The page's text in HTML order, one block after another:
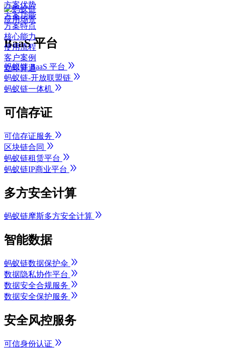
应用场景
BaaS 平台
蚂蚁链 BaaS 平台
蚂蚁链-开放联盟链
蚂蚁链一体机
可信存证
可信存证服务
区块链合同
蚂蚁链租赁平台
蚂蚁链IP商业平台
多方安全计算
蚂蚁链摩斯多方安全计算
智能数据
蚂蚁链数据保护伞
数据隐私协作平台
数据安全合规服务
数据安全保护服务
安全风控服务
可信身份认证
方案优势
方案功能
方案特点
核心能力
使用流程
客户案例
立即开通